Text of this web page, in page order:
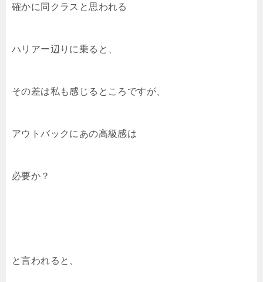
確かに同クラスと思われる
ハリアー辺りに乗ると、
その差は私も感じるところですが、
アウトバックにあの高級感は
必要か？
と言われると、